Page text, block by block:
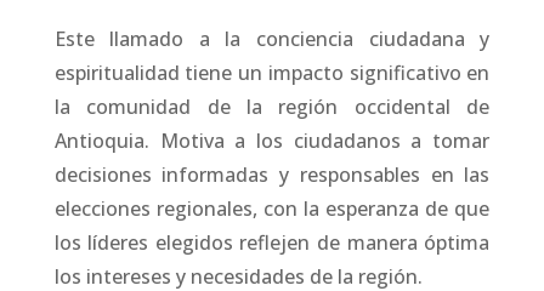
Este llamado a la conciencia ciudadana y
espiritualidad tiene un impacto significativo en
la comunidad de la región occidental de
Antioquia. Motiva a los ciudadanos a tomar
decisiones informadas y responsables en las
elecciones regionales, con la esperanza de que
los líderes elegidos reflejen de manera óptima
los intereses y necesidades de la región.